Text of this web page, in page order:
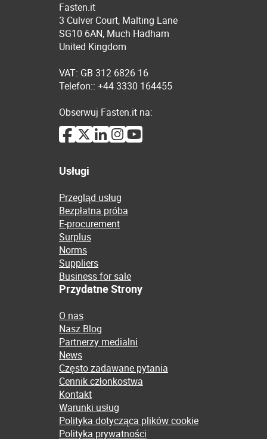
Fasten.it
3 Culver Court, Malting Lane
SG10 6AN, Much Hadham
United Kingdom
VAT: GB 312 6826 16
Telefon:: +44 3330 164455
Obserwuj Fasten.it na:
Usługi
Przegląd usług
Bezpłatna próba
E-procurement
Surplus
Norms
Suppliers
Business for sale
Przydatne Strony
O nas
Nasz Blog
Partnerzy medialni
News
Często zadawane pytania
Cennik członkostwa
Kontakt
Warunki usług
Polityka dotycząca plików cookie
Polityka prywatności